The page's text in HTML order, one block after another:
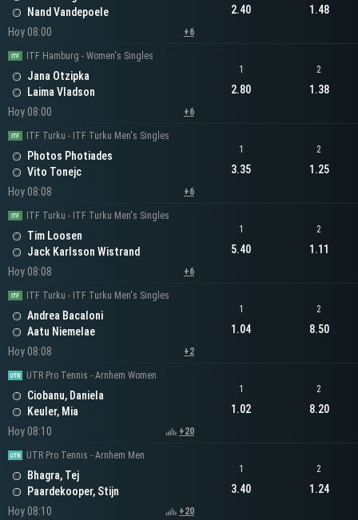
Nand Vandepoele
Hoy 08:00
+6
2.40 1.48
ITF Hamburg - Women's Singles
Jana Otzipka
Laima Vladson
Hoy 08:00
+6
1
2.80
2
1.38
ITF Turku - ITF Turku Men's Singles
Photos Photiades
Vito Tonejc
Hoy 08:08
+6
1
3.35
2
1.25
ITF Turku - ITF Turku Men's Singles
Tim Loosen
Jack Karlsson Wistrand
Hoy 08:08
+6
1
5.40
2
1.11
ITF Turku - ITF Turku Men's Singles
Andrea Bacaloni
Aatu Niemelae
Hoy 08:08
+2
1
1.04
2
8.50
UTR Pro Tennis - Arnhem Women
Ciobanu, Daniela
Keuler, Mia
Hoy 08:10
+20
1
1.02
2
8.20
UTR Pro Tennis - Arnhem Men
Bhagra, Tej
Paardekooper, Stijn
Hoy 08:10
+20
1
3.40
2
1.24